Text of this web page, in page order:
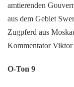
amtierenden
aus dem Gebiet
Zugpferd aus
Kommentator
O-Ton 9